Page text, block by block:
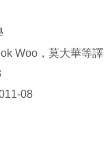
Woo，莫大華等譯
08